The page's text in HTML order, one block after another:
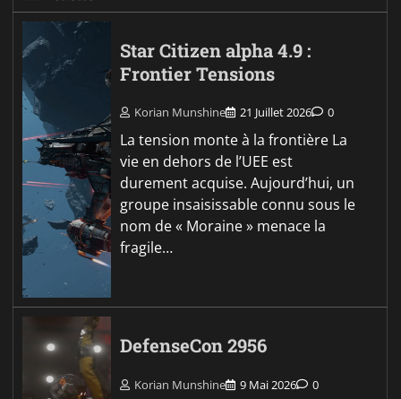
Star Citizen alpha 4.9 :
Frontier Tensions
Korian Munshine 21 Juillet 2026 0
La tension monte à la frontière La
vie en dehors de l’UEE est
durement acquise. Aujourd’hui, un
groupe insaisissable connu sous le
nom de « Moraine » menace la
fragile…
DefenseCon 2956
Korian Munshine 9 Mai 2026 0